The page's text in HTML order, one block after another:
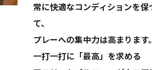
常に快適なコンディションを保
て、
プレーへの集中力は高まります。
一打一打に「最高」を求める